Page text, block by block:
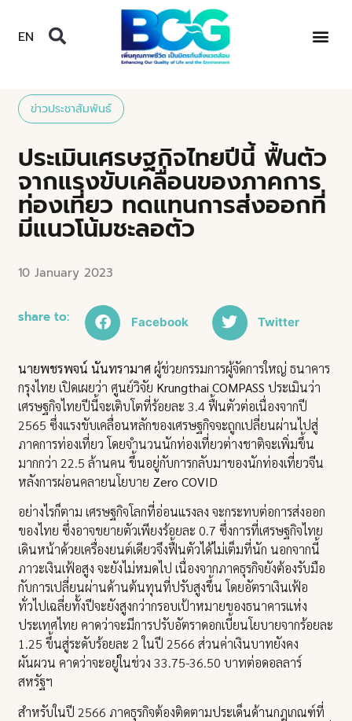
EN
ข่าวประชาสัมพันธ์
ประเมินเศรษฐกิจไทยปีนี้ ฟื้นตัว
จากแรงขับเคลื่อนของภาคการ
ท่องเที่ยว ทดแทนการส่งออกที่
มีแนวโน้มชะลอตัว
10 January 2023
share to: Facebook Twitter
นายพชรพจน์ นันทรามาศผู้ช่วยกรรมการผู้จัดการใหญ่ ธนาคาร
กรุงไทย เปิดเผยว่า ศูนย์วิจัย Krungthai COMPASS ประเมินว่า
เศรษฐกิจไทยปีนี้จะเติบโตที่ร้อยละ 3.4 ฟื้นตัวต่อเนื่องจากปี
2565 ซึ่งแรงขับเคลื่อนหลักของเศรษฐกิจจะถูกเปลี่ยนผ่านไปสู่
ภาคการท่องเที่ยว โดยจำนวนนักท่องเที่ยวต่างชาติจะเพิ่มขึ้น
มากกว่า 22.5 ล้านคน ขึ้นอยู่กับการกลับมาของนักท่องเที่ยวจีน
หลังการผ่อนคลายนโยบาย Zero COVID
อย่างไรก็ตาม เศรษฐกิจโลกที่อ่อนแรงลง จะกระทบต่อการส่งออก
ของไทย ซึ่งอาจขยายตัวเพียงร้อยละ 0.7 ซึ่งการที่เศรษฐกิจไทย
เดินหน้าด้วยเครื่องยนต์เดียวจึงฟื้นตัวได้ไม่เต็มที่นัก นอกจากนี้
ภาวะเงินเฟ้อสูง จะยังไม่หมดไป เนื่องจากภาคธุรกิจยังต้องรับมือ
กับการเปลี่ยนผ่านด้านต้นทุนที่ปรับสูงขึ้น โดยอัตราเงินเฟ้อ
ทั่วไปเฉลี่ยทั้งปีจะยังสูงกว่ากรอบเป้าหมายของธนาคารแห่ง
ประเทศไทย คาดว่าจะมีการปรับอัตราดอกเบี้ยนโยบายจากร้อยละ
1.25 ขึ้นสู่ระดับร้อยละ 2 ในปี 2566 ส่วนค่าเงินบาทยังคง
ผันผวน คาดว่าจะอยู่ในช่วง 33.75-36.50 บาทต่อดอลลาร์
สหรัฐฯ
สำหรับในปี 2566 ภาคธุรกิจต้องติดตามประเด็นด้านกฎเกณฑ์ที่